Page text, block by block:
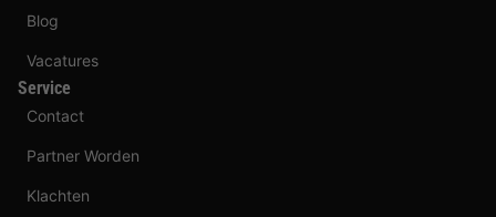
Blog
Vacatures
Service
Contact
Partner Worden
Klachten